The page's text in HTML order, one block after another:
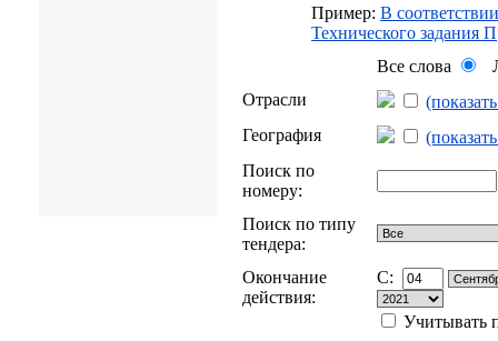
Пример: В
Технического задания
Все слова
Отрасли
География
Поиск по
номеру:
Поиск по типу
тендера:
Окончание
действия:
C:
Учитывать